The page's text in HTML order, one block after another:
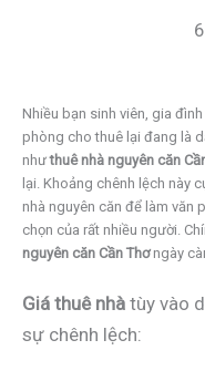
Nhiều bạn sinh viên, gia
phòng cho thuê lại đang là
nhưthuê nhà nguyên căn
lại. Khoảng chênh lệch này
nhà nguyên căn để làm văn
chọn của rất nhiều người.
nguyên căn Cần Thơngày
Giá thuê nhà tùy vào
sự chênh lệch: